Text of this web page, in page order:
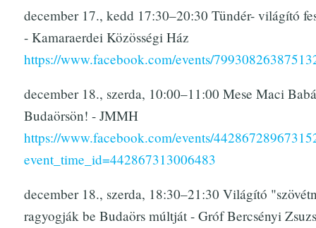
december 17., kedd 17:30–20:30 Tündér- világító
- Kamaraerdei Közösségi Ház
https://www.facebook.com/events/
december 18., szerda, 10:00–11:00 Mese Maci
Budaörsön! - JMMH
https://www.facebook.com/events/
event_time_id=442867313006483
december 18., szerda, 18:30–21:30 Világító
ragyogják be Budaörs múltját - Gróf Bercsényi